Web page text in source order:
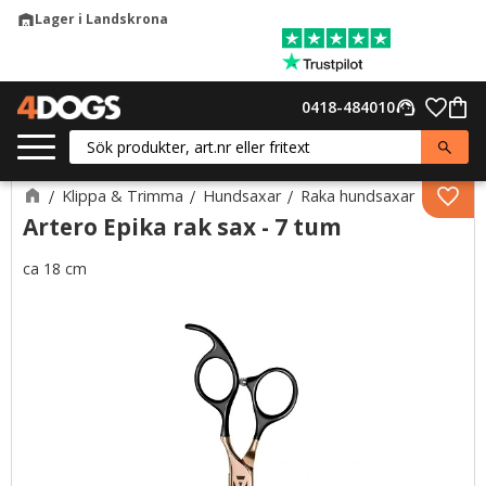
warehouseLager i Landskrona
support_agent
0418-484010
Klippa & Trimma Hundsaxar Raka hundsaxar
Artero Epika rak sax - 7 tum
ca 18 cm